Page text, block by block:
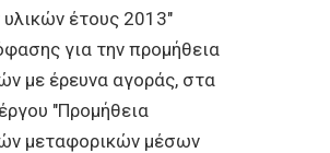
έτους 2013"
για την προμήθεια
με έρευνα αγοράς, στα
"Προμήθεια
μεταφορικών μέσων